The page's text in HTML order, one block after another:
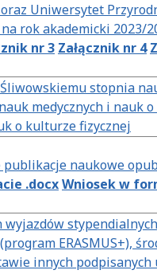
Uniwersytet
rok akademicki 2023/
nr 3 Załącznik nr 4
stopnia
medycznych i nauk
o kulturze fizycznej
naukowe
.docxWniosek w
wyjazdów
ERASMUS+),
innych